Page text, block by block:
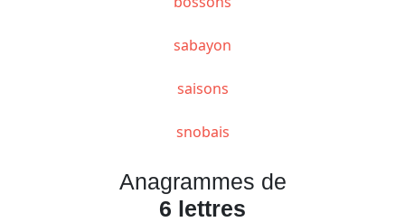
sabayon
saisons
snobais
Anagrammes de
6 lettres